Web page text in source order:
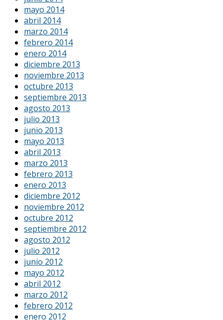
mayo 2014
abril 2014
marzo 2014
febrero 2014
enero 2014
diciembre 2013
noviembre 2013
octubre 2013
septiembre 2013
agosto 2013
julio 2013
junio 2013
mayo 2013
abril 2013
marzo 2013
febrero 2013
enero 2013
diciembre 2012
noviembre 2012
octubre 2012
septiembre 2012
agosto 2012
julio 2012
junio 2012
mayo 2012
abril 2012
marzo 2012
febrero 2012
enero 2012